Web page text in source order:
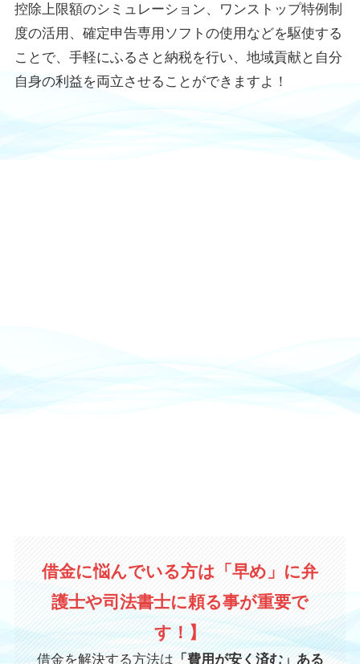
控除上限額のシミュレーション、ワンストップ特例制
度の活用、確定申告専用ソフトの使用などを駆使する
ことで、手軽にふるさと納税を行い、地域貢献と自分
自身の利益を両立させることができますよ！
借金に悩んでいる方は「早め」に弁
護士や司法書士に頼る事が重要で
す！】
借金を解決する方法は 「費用が安く済む」ある